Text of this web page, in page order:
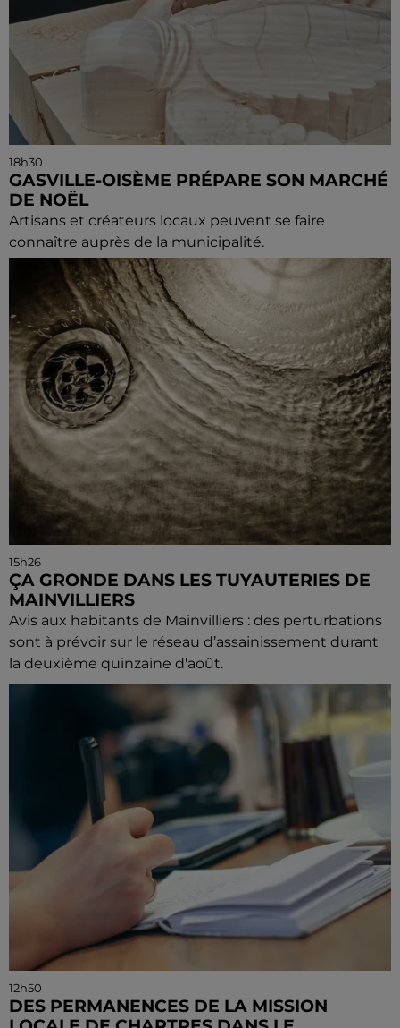
18h30
GASVILLE-OISÈME PRÉPARE SON MARCHÉ
DE NOËL
Artisans et créateurs locaux peuvent se faire
connaître auprès de la municipalité.
15h26
ÇA GRONDE DANS LES TUYAUTERIES DE
MAINVILLIERS
Avis aux habitants de Mainvilliers : des perturbations
sont à prévoir sur le réseau d’assainissement durant
la deuxième quinzaine d'août.
12h50
DES PERMANENCES DE LA MISSION